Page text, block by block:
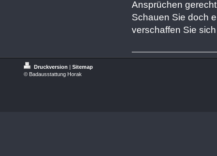
Ansprüchen
Schauen Sie doch
verschaffen Sie
Druckversion | Sitemap
© Badausstattung Horak